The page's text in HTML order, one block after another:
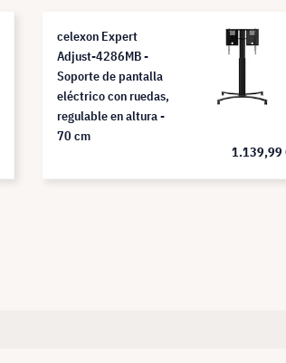
celexon Expert
Adjust-4286MB -
Soporte de pantalla
eléctrico con ruedas,
regulable en altura -
70 cm